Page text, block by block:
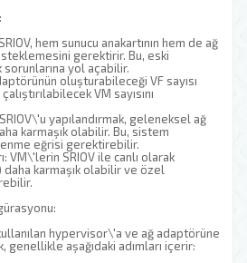
hem sunucu anakartının hem de ağ
gerektirir. Bu, eski
sorunlarına yol açabilir.
oluşturabileceği VF sayısı
VM sayısını
yapılandırmak, geleneksel ağ
karmaşık olabilir. Bu, sistem
eğrisi gerektirebilir.
VM\'lerin SRIOV ile canlı olarak
daha karmaşık olabilir ve özel
hypervisor\'a ve ağ adaptörüne
genellikle aşağıdaki adımları içerir: